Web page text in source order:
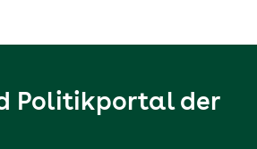
Politikportal der